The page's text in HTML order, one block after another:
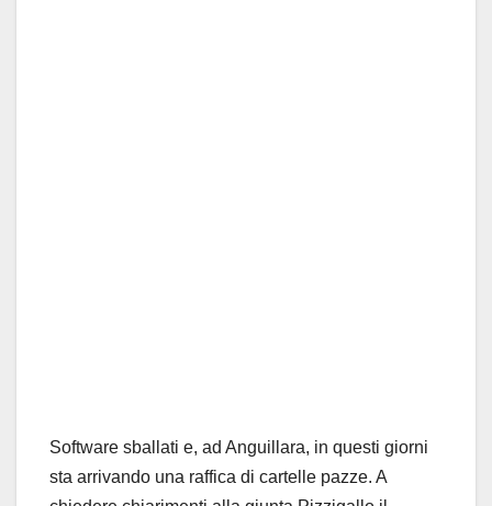
Software sballati e, ad Anguillara, in questi giorni
sta arrivando una raffica di cartelle pazze. A